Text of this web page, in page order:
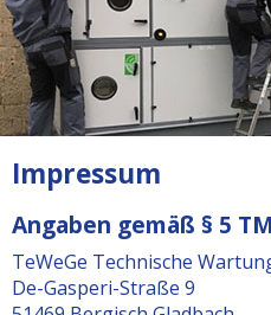
Impressum
Angaben gemäß § 5
TeWeGe Technische
De-Gasperi-Straße 9